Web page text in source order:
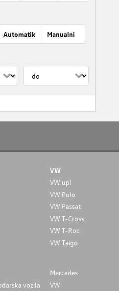
Automatik Manualni
VW
VW up!
VW Polo
VW Passat
VW T-Cross
VW T-Roc
VW Taigo
Mercedes
vozila
VW